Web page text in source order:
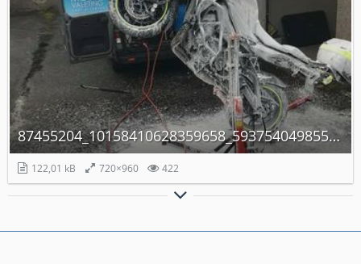
87455204_10158410628359658_5937540498557239296_n.jpg
122,01 kB 720×960 422